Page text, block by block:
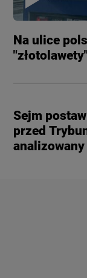
Na ulice
Sejm
przed